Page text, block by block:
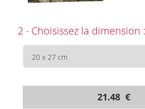
2 - Choisissez la dimension :
21.48 €